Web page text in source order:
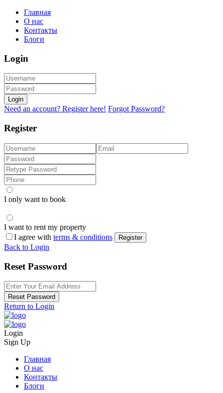
Главная
О нас
Контакты
Блоги
Login
Login
Need an account? Register here! Forgot Password?
Register
I only want to book
I want to rent my property
I agree with terms & conditions Register
Back to Login
Reset Password
Reset Password
Return to Login
Login
Sign Up
Главная
О нас
Контакты
Блоги